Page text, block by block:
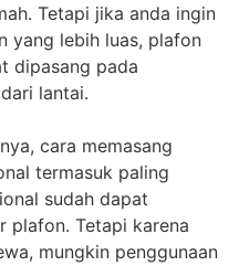
Tetapi jika anda ingin
yang lebih luas, plafon
dipasang pada
lantai.
cara memasang
termasuk paling
sudah dapat
plafon. Tetapi karena
mungkin penggunaan